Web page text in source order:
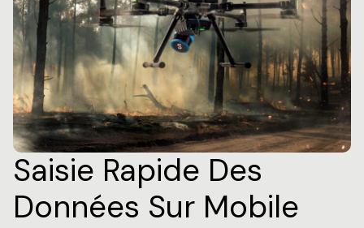
Saisie Rapide Des
Données Sur Mobile